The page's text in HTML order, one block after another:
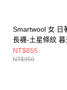
Smartwool 女 日
長襪-土星條紋 暮
NT$855
NT$950